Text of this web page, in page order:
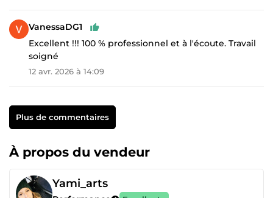
VanessaDG1
Excellent !!! 100 % professionnel et à l'écoute. Travail
soigné
12 avr. 2026 à 14:09
Plus de commentaires
À propos du vendeur
Yami_arts